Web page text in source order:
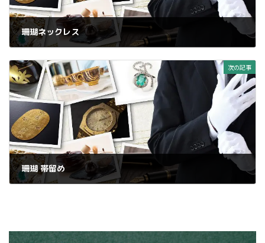
珊瑚ネックレス
次の記事
珊瑚 帯留め